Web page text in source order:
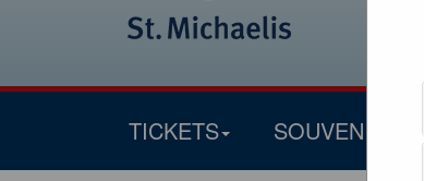
TICKETS SOUVENIRS